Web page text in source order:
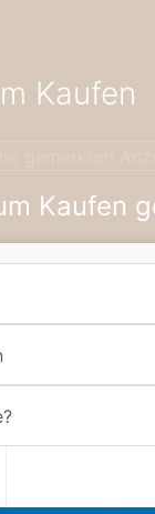
Kaufen
Kaufen